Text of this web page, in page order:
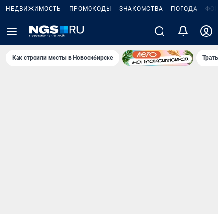
НЕДВИЖИМОСТЬ ПРОМОКОДЫ ЗНАКОМСТВА ПОГОДА
Как строили мосты в Новосибирске